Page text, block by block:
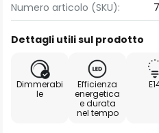
Numero articolo (SKU):
Dettagli utili sul prodotto
Dimmerabi
le
Efficienza
energetica
e durata
nel tempo